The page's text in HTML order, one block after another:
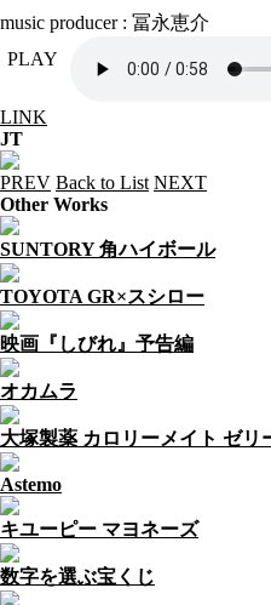
music producer : 冨永恵介
PLAY
LINK
JT
PREV Back to List NEXT
Other Works
SUNTORY 角ハイボール
TOYOTA GR×スシロー
映画『しびれ』予告編
オカムラ
大塚製薬 カロリーメイト ゼリ
Astemo
キユーピー マヨネーズ
数字を選ぶ宝くじ